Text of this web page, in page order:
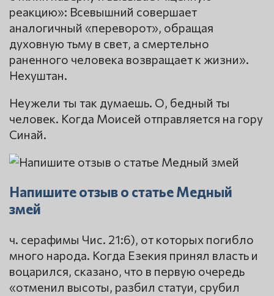
реакцию»: Всевышний совершает
аналогичный «переворот», обращая
духовную тьму в свет, а смертельно
раненного человека возвращает к жизни».
Нехуштан.
Неужели ты так думаешь. О, бедный ты
человек. Когда Моисей отправляется на гору
Синай.
Напишите отзыв о статье Медный
змей
ч. серафимы Чис. 21:6), от которых погибло
много народа. Когда Езекия принял власть и
воцарился, сказано, что в первую очередь
«отменил высоты, разбил статуи, срубил